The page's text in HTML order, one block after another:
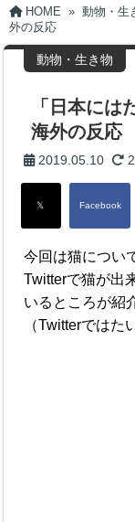
HOME » 動物・生
外の反応
動物・生き物
「日本には
海外の反応
2019.05.10
今回は猫につい
Twitterで猫が出
いるところが紹
（Twitterではた